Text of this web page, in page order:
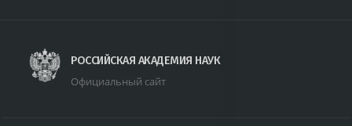
РОССИЙСКАЯ АКАДЕМИЯ НАУК
Официальный сайт